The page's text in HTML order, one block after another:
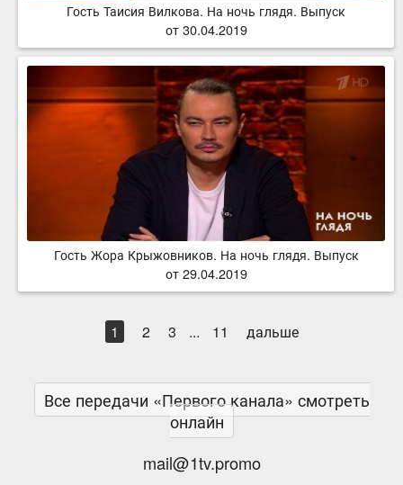
Гость Таисия Вилкова. На ночь глядя. Выпуск
от 30.04.2019
Гость Жора Крыжовников. На ночь глядя. Выпуск
от 29.04.2019
1 2 3 ... 11 дальше
Все передачи «Первого канала» смотреть
онлайн
mail@1tv.promo